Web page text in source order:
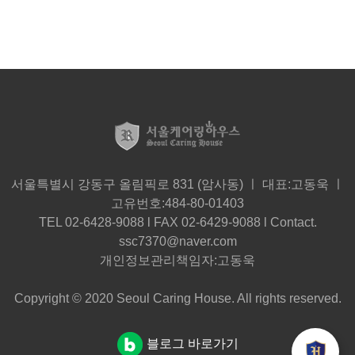
서울특별시 강동구 올림픽로 831 (암사동) ㅣ 대표:고동욱 ㅣ
고유번호:484-80-01403
TEL 02-6428-9088 l FAX 02-6429-9088 l Contact.
ssc7370@naver.com
개인정보관리책임자:고동욱
Copyright © 2020 Seoul Caring House. All rights reserved.
블로그 바로가기
더